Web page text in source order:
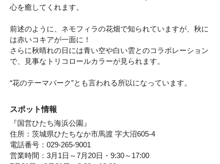
心を癒してくれます。
前述のように、ネモフィラの花畑で知られていますが、秋に
は赤いコキアが一面に！
さらに秋晴れの日には青い空や白い雲とのコラボレーション
で、見事なトリコロールカラーが見られます。
“花のテーマパーク”とも言われる所以になっています。
スポット情報
『国営ひたち海浜公園』
住所：茨城県ひたちなか市馬渡 字大沼605-4
電話番号：029-265-9001
営業時間：3月1日～7月20日・9:30～17:00